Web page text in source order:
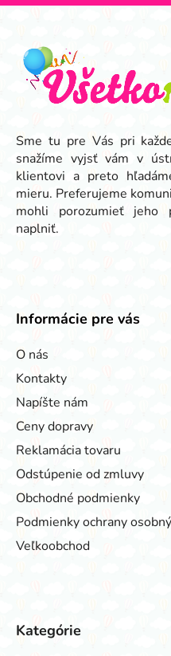
Z
Sme tu pre Vás pri
snažíme vyjsť vám v
klientovi a preto
mieru. Preferujeme
mohli porozumieť jeho
naplniť.
Informácie pre vás
O nás
Kontakty
Napíšte nám
Ceny dopravy
Reklamácia tovaru
Odstúpenie od zmluvy
Obchodné podmienky
Podmienky ochrany
Veľkoobchod
Kategórie